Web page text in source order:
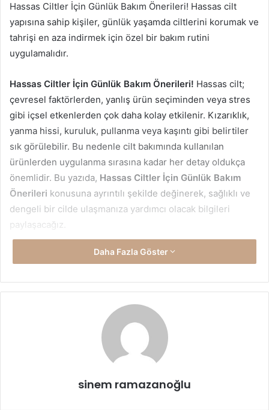
Hassas Ciltler İçin Günlük Bakım Önerileri! Hassas cilt
yapısına sahip kişiler, günlük yaşamda ciltlerini korumak ve
tahrişi en aza indirmek için özel bir bakım rutini
uygulamalıdır.
Hassas Ciltler İçin Günlük Bakım Önerileri! Hassas cilt;
çevresel faktörlerden, yanlış ürün seçiminden veya stres
gibi içsel etkenlerden çok daha kolay etkilenir. Kızarıklık,
yanma hissi, kuruluk, pullanma veya kaşıntı gibi belirtiler
sık görülebilir. Bu nedenle cilt bakımında kullanılan
ürünlerden uygulanma sırasına kadar her detay oldukça
önemlidir. Bu yazıda, Hassas Ciltler İçin Günlük Bakım
Önerileri konusuna ayrıntılı şekilde değinerek, sağlıklı ve
dengeli bir cilde ulaşmanıza yardımcı olacak bilgileri
paylaşacağız.
Hassas Ciltleri Anlamak
Hassas cilt, normalden daha ince bir bariyer yapısına sahip
kirliliği, güneş ışınları, ani sıcaklık değişimleri, sert içerikli
kozmetik ürünler veya stres gibi durumlar cildin tahriş
olmasına yol açabilir. Özellikle kimyasal içerikli ürünler
hassas ciltlerde kızarıklık ve kuruluk yaratırken, yanlış
nedenle günlük bakım rutininde kullanılan ürünlerin
Daha Fazla Göster
sinem ramazanoğlu